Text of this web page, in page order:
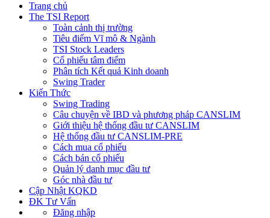
Trang chủ
The TSI Report
Toàn cảnh thị trường
Tiêu điểm Vĩ mô & Ngành
TSI Stock Leaders
Cổ phiếu tâm điểm
Phân tích Kết quả Kinh doanh
Swing Trader
Kiến Thức
Swing Trading
Câu chuyện về IBD và phương pháp CANSLIM
Giới thiệu hệ thống đầu tư CANSLIM
Hệ thống đầu tư CANSLIM-PRE
Cách mua cổ phiếu
Cách bán cổ phiếu
Quản lý danh mục đầu tư
Góc nhà đầu tư
Cập Nhật KQKD
ĐK Tư Vấn
Đăng nhập